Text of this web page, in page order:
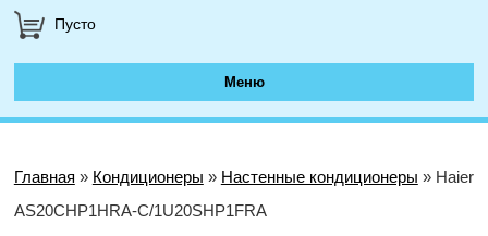
Пусто
Меню
Главная » Кондиционеры » Настенные кондиционеры » Haier
AS20CHP1HRA-C/1U20SHP1FRA